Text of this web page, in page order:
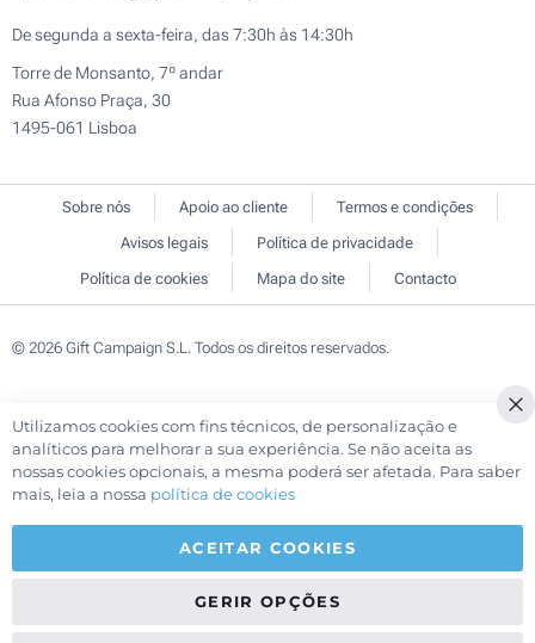
De segunda a sexta-feira, das 7:30h às 14:30h
Torre de Monsanto, 7º andar
Rua Afonso Praça, 30
1495-061 Lisboa
Sobre nós Apoio ao cliente
Termos e condições
Avisos legais
Política de privacidade
Política de cookies
Mapa do site Contacto
© 2026 Gift Campaign S.L. Todos os direitos reservados.
Utilizamos cookies com fins técnicos, de personalização e
analíticos para melhorar a sua experiência. Se não aceita as
nossas cookies opcionais, a mesma poderá ser afetada. Para saber
mais, leia a nossa política de cookies
ACEITAR COOKIES
GERIR OPÇÕES